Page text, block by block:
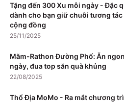
Tặng đến 300 Xu mỗi ngày - Đặc
dành cho bạn giữ chuỗi tương tác
cộng đồng
25/11/2025
Măm-Rathon Đường Phố: Ăn
ngày, đua top săn quà khủng
22/08/2025
Thổ Địa MoMo - Ra mắt chương